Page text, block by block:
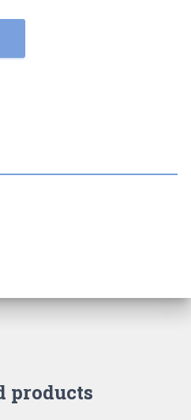
products